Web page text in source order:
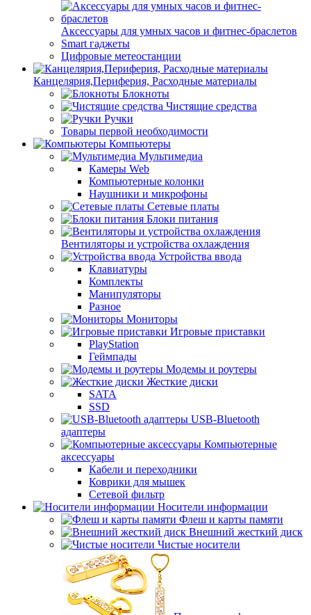
Аксессуары для умных часов и фитнес-браслетов
Smart гаджеты
Цифровые метеостанции
Канцелярия,Периферия, Расходные материалы
Блокноты
Чистящие средства
Ручки
Товары первой необходимости
Компьютеры
Мультимедиа
Камеры Web
Компьютерные колонки
Наушники и микрофоны
Сетевые платы
Блоки питания
Вентиляторы и устройства охлаждения
Устройства ввода
Клавиатуры
Комплекты
Манипуляторы
Разное
Мониторы
Игровые приставки
PlayStation
Геймпады
Модемы и роутеры
Жесткие диски
SATA
SSD
USB-Bluetooth
адаптеры
Компьютерные
аксессуары
Кабели и переходники
Коврики для мышек
Сетевой фильтр
Носители информации
Флеш и карты памяти
Внешний жесткий диск
Чистые носители